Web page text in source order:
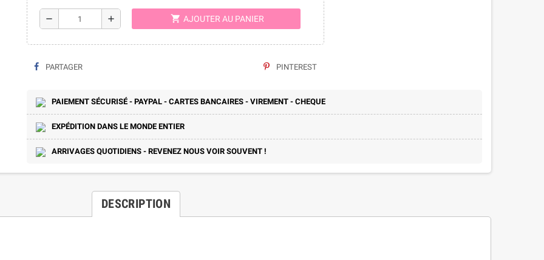
remove add shopping_cart AJOUTER AU PANIER
PARTAGER PINTEREST
PAIEMENT SÉCURISÉ - PAYPAL - CARTES BANCAIRES - VIREMENT - CHEQUE
EXPÉDITION DANS LE MONDE ENTIER
ARRIVAGES QUOTIDIENS - REVENEZ NOUS VOIR SOUVENT !
DESCRIPTION